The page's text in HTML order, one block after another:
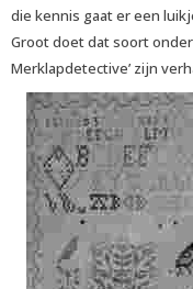
die kennis gaat er een
Groot doet dat soort
Merklapdetective’ zijn